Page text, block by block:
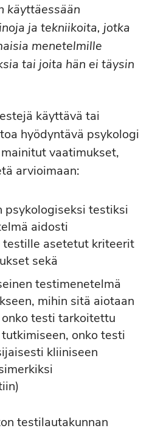
käyttäessään
ja tekniikoita, jotka
menetelmille
tai joita hän ei täysin
käyttävä tai
hyödyntävä psykologi
vaatimukset,
arvioimaan:
psykologiseksi testiksi
aidosti
testille asetetut kriteerit
sekä
testimenetelmä
mihin sitä aiotaan
testi tarkoitettu
onko testi
kliiniseen
testilautakunnan